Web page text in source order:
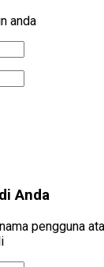
anda
Anda
pengguna